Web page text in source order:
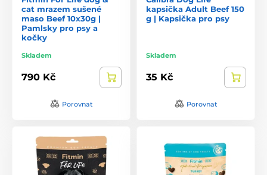
cat mrazem sušené
maso Beef 10x30g |
Pamlsky pro psy a
kočky
Skladem
790 Kč
Porovnat
kapsička Adult Beef 150
g | Kapsička pro psy
Skladem
35 Kč
Porovnat